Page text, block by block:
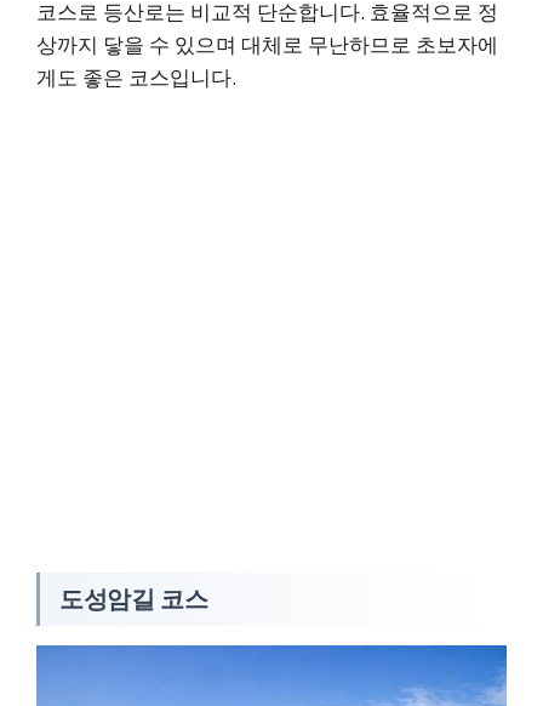
코스로 등산로는 비교적 단순합니다. 효율적으로 정
상까지 닿을 수 있으며 대체로 무난하므로 초보자에
게도 좋은 코스입니다.
도성암길 코스